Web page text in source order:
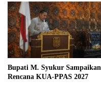
Bupati M. Syukur Sampaikan
Rencana KUA-PPAS 2027